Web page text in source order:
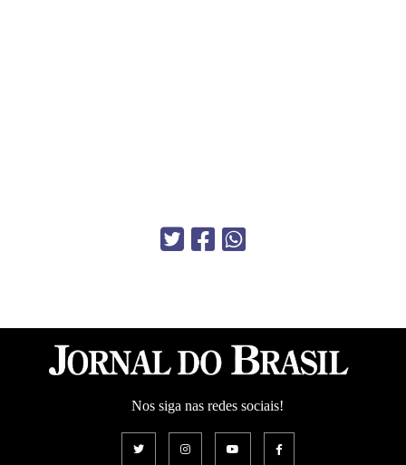
Nos siga nas redes sociais!